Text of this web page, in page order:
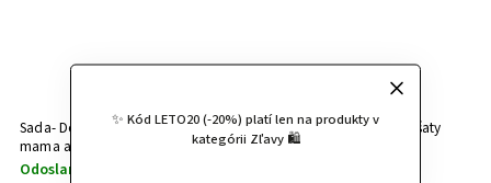
✨ Kód LETO20 (-20%) platí len na produkty v
kategórii Zľavy 🛍️
Sada- Doris kvetinové ružové šaty
mama a dcéra
Odoslanie do 24h
Sada- Angelika smaragdové šaty